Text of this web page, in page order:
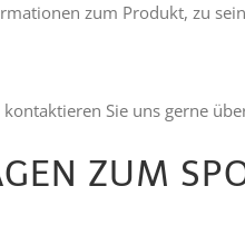
zum Produkt, zu
Sie uns gerne
ZUM